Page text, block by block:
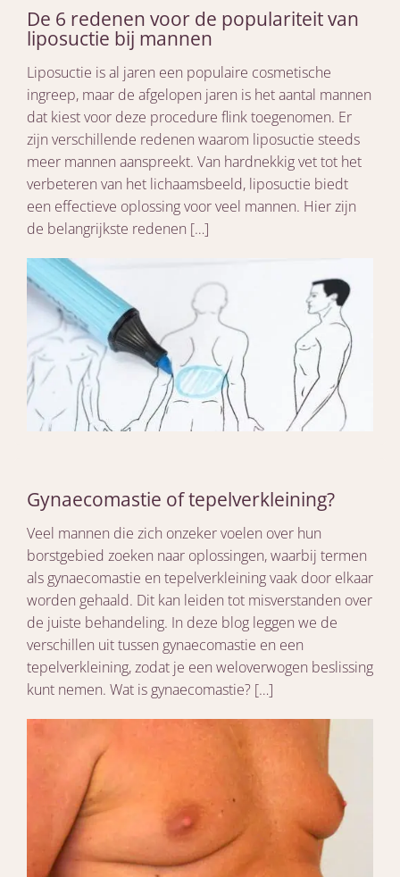
De 6 redenen voor de populariteit van
liposuctie bij mannen
Liposuctie is al jaren een populaire cosmetische
ingreep, maar de afgelopen jaren is het aantal mannen
dat kiest voor deze procedure flink toegenomen. Er
zijn verschillende redenen waarom liposuctie steeds
meer mannen aanspreekt. Van hardnekkig vet tot het
verbeteren van het lichaamsbeeld, liposuctie biedt
een effectieve oplossing voor veel mannen. Hier zijn
de belangrijkste redenen […]
Gynaecomastie of tepelverkleining?
Veel mannen die zich onzeker voelen over hun
borstgebied zoeken naar oplossingen, waarbij termen
als gynaecomastie en tepelverkleining vaak door elkaar
worden gehaald. Dit kan leiden tot misverstanden over
de juiste behandeling. In deze blog leggen we de
verschillen uit tussen gynaecomastie en een
tepelverkleining, zodat je een weloverwogen beslissing
kunt nemen. Wat is gynaecomastie? […]